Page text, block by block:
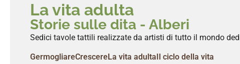
La vita adulta
Storie sulle dita - Alberi
Sedici tavole tattili realizzate da artisti di tutto il mondo
GermogliareCrescereLa vita adultaIl ciclo della vita